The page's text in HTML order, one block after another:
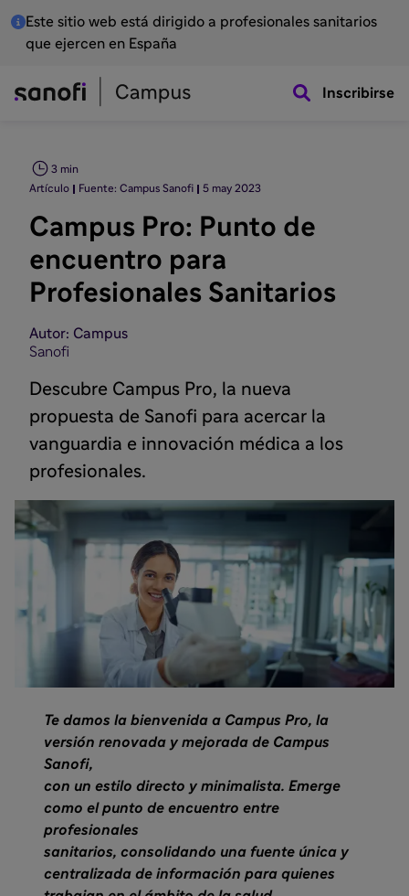
Este sitio web está dirigido a profesionales sanitarios
que ejercen en España
Inscribirse
Artículo Fuente: Campus Sanofi 5 may 2023
3 min
Campus Pro: Punto de
encuentro para
Profesionales Sanitarios
Autor: Campus
Sanofi
Descubre Campus Pro, la nueva
propuesta de Sanofi para acercar la
vanguardia e innovación médica a los
profesionales.
Te damos la bienvenida a Campus Pro, la
versión renovada y mejorada de Campus
Sanofi,
con un estilo directo y minimalista. Emerge
como el punto de encuentro entre
profesionales
sanitarios, consolidando una fuente única y
centralizada de información para quienes